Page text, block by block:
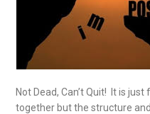
Not Dead, Can’t Quit! It is
together but the structure